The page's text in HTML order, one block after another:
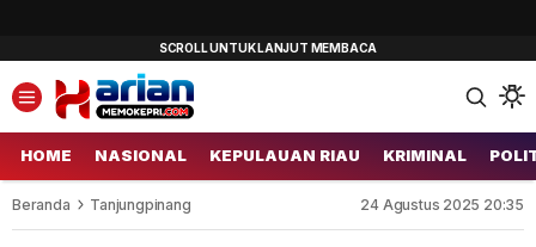
HOME NASIONAL KEPULAUAN RIAU KRIMINAL
Beranda Tanjungpinang 24 Agustus 2025 20:35